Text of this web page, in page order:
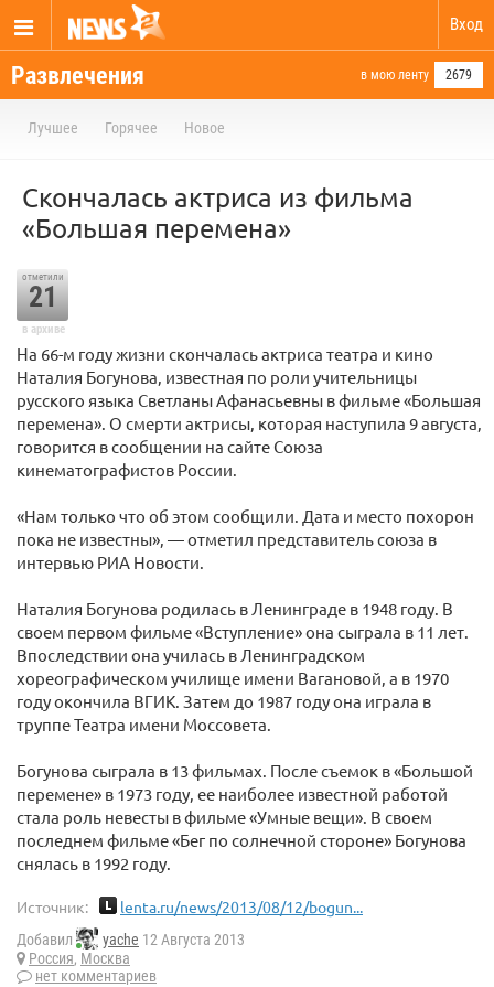
Вход
Развлечения в мою ленту 2679
Лучшее Горячее Новое
Скончалась актриса из фильма
«Большая перемена»
отметили
21
в архиве
На 66-м году жизни скончалась актриса театра и кино
Наталия Богунова, известная по роли учительницы
русского языка Светланы Афанасьевны в фильме «Большая
перемена». О смерти актрисы, которая наступила 9 августа,
говорится в сообщении на сайте Союза
кинематографистов России.
«Нам только что об этом сообщили. Дата и место похорон
пока не известны», — отметил представитель союза в
интервью РИА Новости.
Наталия Богунова родилась в Ленинграде в 1948 году. В
своем первом фильме «Вступление» она сыграла в 11 лет.
Впоследствии она училась в Ленинградском
хореографическом училище имени Вагановой, а в 1970
году окончила ВГИК. Затем до 1987 году она играла в
труппе Театра имени Моссовета.
Богунова сыграла в 13 фильмах. После съемок в «Большой
перемене» в 1973 году, ее наиболее известной работой
стала роль невесты в фильме «Умные вещи». В своем
последнем фильме «Бег по солнечной стороне» Богунова
снялась в 1992 году.
Источник: lenta.ru/news/2013/08/12/bogun...
Добавил yache 12 Августа 2013
Россия, Москва
нет комментариев